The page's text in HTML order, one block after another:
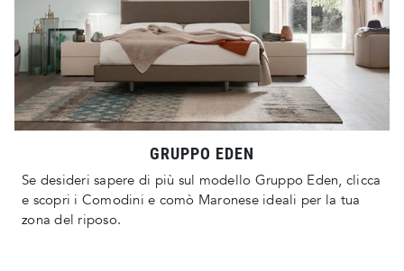
GRUPPO EDEN
Se desideri sapere di più sul modello Gruppo Eden, clicca
e scopri i Comodini e comò Maronese ideali per la tua
zona del riposo.